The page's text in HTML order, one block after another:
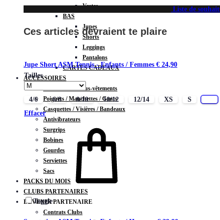
Vestes
BAS
Jupes
Shorts
Leggings
Pantalons
CARTES CADEAUX
ACCESSOIRES
Chaussettes / Sous-vêtements
Poignets / Manchettes / Gants
Casquettes / Visières / Bandeaux
Antivibrateurs
Surgrips
Bobines
Gourdes
Serviettes
Sacs
PACKS DU MOIS
CLUBS PARTENAIRES
DEVENIR PARTENAIRE
Contrats Clubs
Liste de
Ces articles devraient te plaire
Jupe Short ASM Tennis - Enfants / Femmes € 24,90
Tailles
4/6 6/8 8/10 10/12 12/14 XS S
Effacer
Toggle